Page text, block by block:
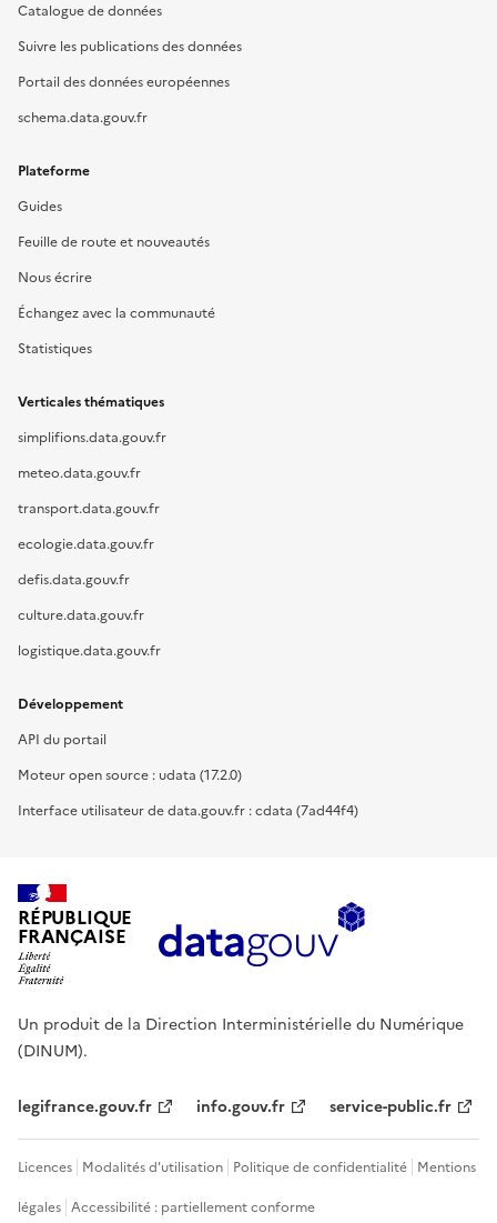
Catalogue de données
Suivre les publications des données
Portail des données européennes
schema.data.gouv.fr
Plateforme
Guides
Feuille de route et nouveautés
Nous écrire
Échangez avec la communauté
Statistiques
Verticales thématiques
simplifions.data.gouv.fr
meteo.data.gouv.fr
transport.data.gouv.fr
ecologie.data.gouv.fr
defis.data.gouv.fr
culture.data.gouv.fr
logistique.data.gouv.fr
Développement
API du portail
Moteur open source : udata (17.2.0)
Interface utilisateur de data.gouv.fr : cdata (7ad44f4)
RÉPUBLIQUE
FRANÇAISE
Un produit de la Direction Interministérielle du Numérique
(DINUM).
legifrance.gouv.fr info.gouv.fr service-public.fr
Licences Modalités d'utilisation Politique de confidentialité Mentions
légales Accessibilité : partiellement conforme